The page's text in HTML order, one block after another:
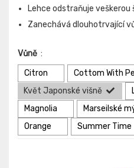
Lehce odstraňuje
Zanechává dlouhotrvající
Vůně :
Citron
Cottom With
Květ Japonské višně
Magnolia
Marseilské
Orange
Summer Time